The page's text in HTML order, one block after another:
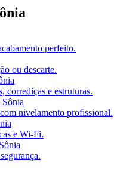
perfeito.
ou descarte.
corrediças e estruturas.
nivelamento profissional.
e Wi-Fi.